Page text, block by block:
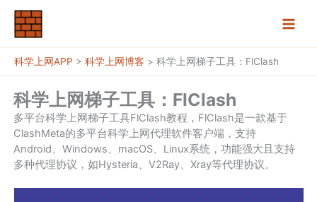
科学上网APP > 科学上网博客 > 科学上网梯子工具：FlClash
科学上网梯子工具：FlClash
多平台科学上网梯子工具FlClash教程，FlClash是一款基于
ClashMeta的多平台科学上网代理软件客户端，支持
Android、Windows、macOS、Linux系统，功能强大且支持
多种代理协议，如Hysteria、V2Ray、Xray等代理协议。